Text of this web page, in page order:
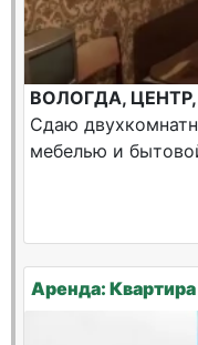
ВОЛОГДА,
Сдаю
мебелью и
Аренда: Квартира